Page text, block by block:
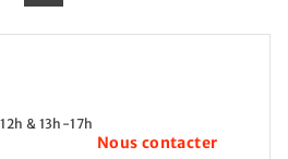
& 13h-17h
Nous contacter